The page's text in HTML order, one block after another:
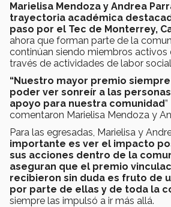
Marielisa Mendoza y Andrea
trayectoria académica
paso por el Tec de Monterrey,
ahora que forman parte de la
continúan siendo miembros activos
través de actividades de labor
“Nuestro mayor premio
poder ver sonreír a las
apoyo para nuestra comunidad”
comentaron Marielisa Mendoza y
Para las egresadas, Marielisa y
importante es ver el impacto
sus acciones dentro de la
aseguran que el premio
recibieron sin duda es fruto de
por parte de ellas y de toda la
siempre las impulsó a ir más allá.